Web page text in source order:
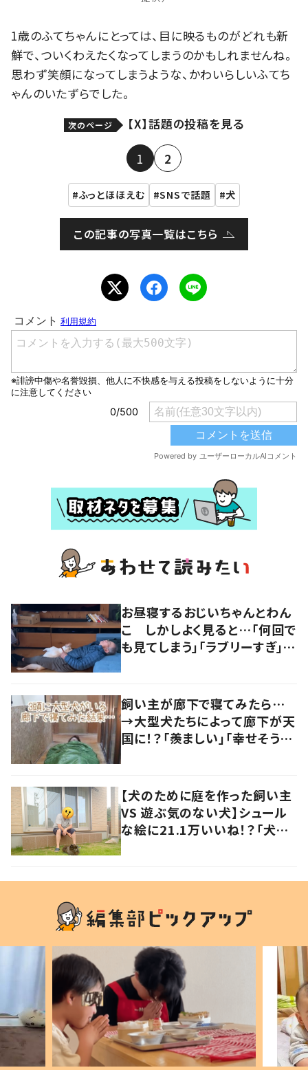
1歳のふてちゃんにとっては、目に映るものがどれも新
鮮で、ついくわえたくなってしまうのかもしれませんね。
思わず笑顔になってしまうような、かわいらしいふてち
ゃんのいたずらでした。
次のページ 【X】話題の投稿を見る
1 2
ふっとほほえむ SNSで話題 犬
この記事の写真一覧はこちら
お昼寝するおじいちゃんとわん
こ しかしよく見ると…「何回で
も見てしまう」「ラブリーすぎ」の
飼い主が廊下で寝てみたら…
→大型犬たちによって廊下が天
国に！？「羨ましい」「幸せそう」
【犬のために庭を作った飼い主
VS 遊ぶ気のない犬】シュール
な絵に21.1万いいね！？「犬の